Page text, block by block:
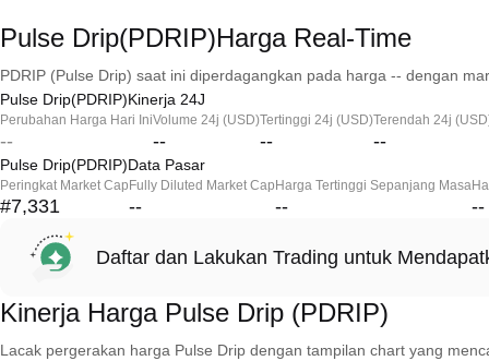
Pulse Drip(PDRIP)Harga Real-Time
PDRIP (Pulse Drip) saat ini diperdagangkan pada harga -- dengan
Pulse Drip(PDRIP)Kinerja 24J
Perubahan Harga Hari Ini
--
Volume 24j (USD)
--
Tertinggi 24j (USD)
--
Terendah 24j
--
Pulse Drip(PDRIP)Data Pasar
Peringkat Market Cap
#7,331
Fully Diluted Market Cap
--
Harga Tertinggi Sepanjang Masa
-- --
Daftar dan Lakukan Trading untuk
Kinerja Harga Pulse Drip (PDRIP)
Lacak pergerakan harga Pulse Drip dengan tampilan chart yang